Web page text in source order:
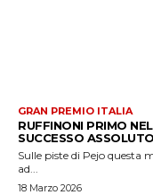
GRAN PREMIO ITALIA
RUFFINONI PRIMO
SUCCESSO
Sulle piste di Pejo questa
ad...
18 Marzo 2026